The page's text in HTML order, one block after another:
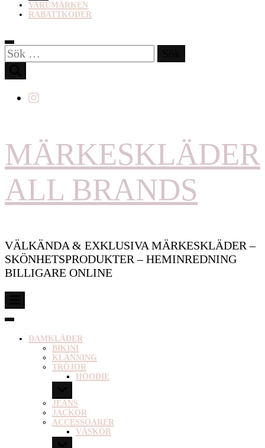
VARUMÄRKEN
RABATTKODER
Sök
efter:
MÄRKESKLÄDER
ALL BRANDS
VÄLKÄNDA & EXKLUSIVA MÄRKESKLÄDER –
SKÖNHETSPRODUKTER – HEMINREDNING
BILLIGARE ONLINE
DAMKLÄDER
BIKINI
KLÄNNING
TRÖJOR
HOODIE
JEANS
JACKOR
ACCESSOARER
VÄSKOR